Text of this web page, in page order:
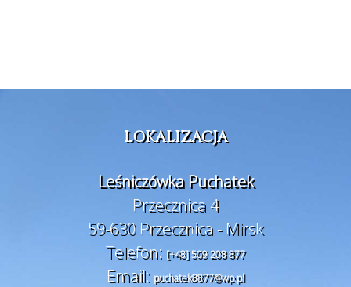
LOKALIZACJA
Leśniczówka Puchatek
Przecznica 4
59-630 Przecznica - Mirsk
Telefon: [+48] 509 208 877
Email: puchatek8877@wp.pl